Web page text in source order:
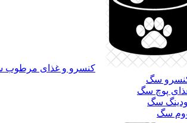
کنسرو و غذای
سگ
پوچ سگ
سگ
سگ